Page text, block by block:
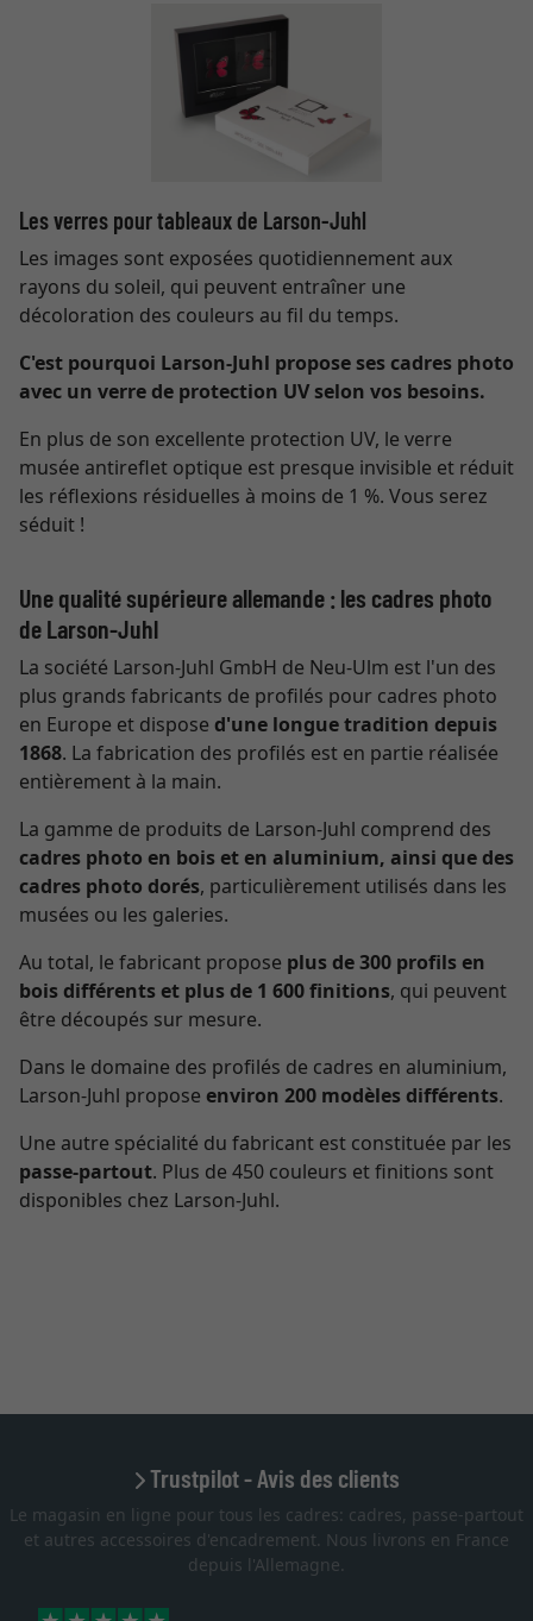
Les verres pour tableaux de Larson-Juhl
Les images sont exposées quotidiennement aux
rayons du soleil, qui peuvent entraîner une
décoloration des couleurs au fil du temps.
C'est pourquoi Larson-Juhl propose ses cadres photo
avec un verre de protection UV selon vos besoins.
En plus de son excellente protection UV, le verre
musée antireflet optique est presque invisible et réduit
les réflexions résiduelles à moins de 1 %. Vous serez
séduit !
Une qualité supérieure allemande : les cadres photo
de Larson-Juhl
La société Larson-Juhl GmbH de Neu-Ulm est l'un des
plus grands fabricants de profilés pour cadres photo
en Europe et dispose d'une longue tradition depuis
1868. La fabrication des profilés est en partie réalisée
entièrement à la main.
La gamme de produits de Larson-Juhl comprend des
cadres photo en bois et en aluminium, ainsi que des
cadres photo dorés, particulièrement utilisés dans les
musées ou les galeries.
Au total, le fabricant propose plus de 300 profils en
bois différents et plus de 1 600 finitions, qui peuvent
être découpés sur mesure.
Dans le domaine des profilés de cadres en aluminium,
Larson-Juhl propose environ 200 modèles différents.
Une autre spécialité du fabricant est constituée par les
passe-partout. Plus de 450 couleurs et finitions sont
disponibles chez Larson-Juhl.
Trustpilot - Avis des clients
Le magasin en ligne pour tous les cadres: cadres, passe-partout
et autres accessoires d'encadrement. Nous livrons en France
depuis l'Allemagne.